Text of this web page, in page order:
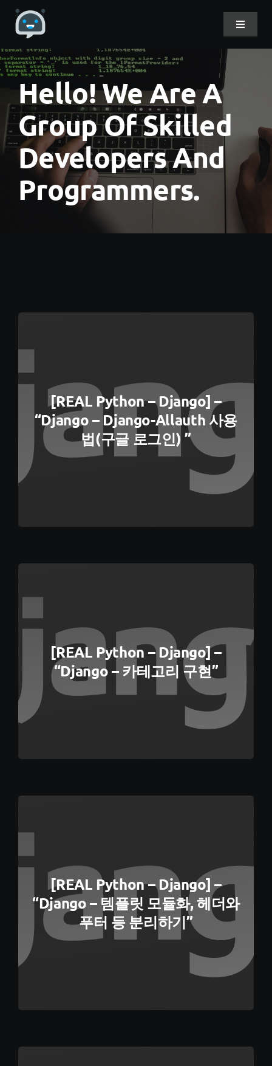
Skip
content
Toggle
Home
About Me
Projects
DevLog
Hello! We Are A
Group Of Skilled
Developers And
Programmers.
[REAL Python – Django] –
“Django – Django-Allauth 사용
법(구글 로그인) ”
[REAL Python – Django] –
“Django – 카테고리 구현”
[REAL Python – Django] –
“Django – 템플릿 모듈화, 헤더와
푸터 등 분리하기”